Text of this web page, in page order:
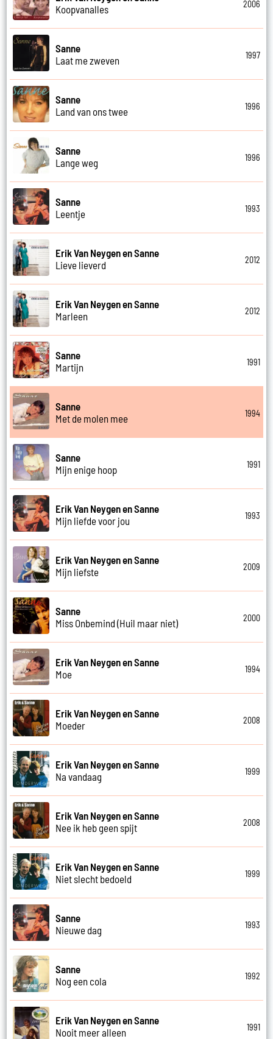
Koopvanalles
2006
Sanne
Laat me zweven
1997
Sanne
Land van ons twee
1996
Sanne
Lange weg
1996
Sanne
Leentje
1993
Erik Van Neygen en Sanne
Lieve lieverd
2012
Erik Van Neygen en Sanne
Marleen
2012
Sanne
Martijn
1991
Sanne
Met de molen mee
1994
Sanne
Mijn enige hoop
1991
Erik Van Neygen en Sanne
Mijn liefde voor jou
1993
Erik Van Neygen en Sanne
Mijn liefste
2009
Sanne
Miss Onbemind (Huil maar niet)
2000
Erik Van Neygen en Sanne
Moe
1994
Erik Van Neygen en Sanne
Moeder
2008
Erik Van Neygen en Sanne
Na vandaag
1999
Erik Van Neygen en Sanne
Nee ik heb geen spijt
2008
Erik Van Neygen en Sanne
Niet slecht bedoeld
1999
Sanne
Nieuwe dag
1993
Sanne
Nog een cola
1992
Erik Van Neygen en Sanne
Nooit meer alleen
1991